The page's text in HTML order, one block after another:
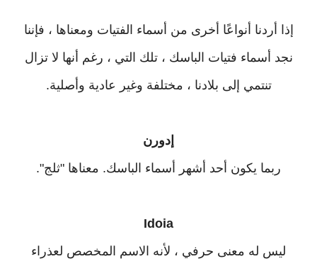
إذا أردنا أنواعًا أخرى من أسماء الفتيات ومعناها ، فإننا
نجد أسماء فتيات الباسك ، تلك التي ، رغم أنها لا تزال
تنتمي إلى بلادنا ، مختلفة وغير عادية وأصلية.
إدورن
ربما يكون أحد أشهر أسماء الباسك. معناها "ثلج".
Idoia
ليس له معنى حرفي ، لأنه الاسم المخصص لعذراء